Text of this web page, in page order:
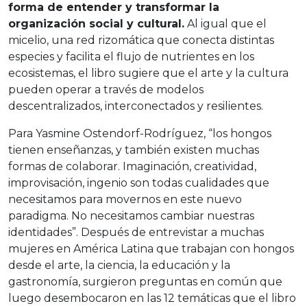
forma de entender y transformar la
organización social y cultural. Al igual que el
micelio, una red rizomática que conecta distintas
especies y facilita el flujo de nutrientes en los
ecosistemas, el libro sugiere que el arte y la cultura
pueden operar a través de modelos
descentralizados, interconectados y resilientes.
Para Yasmine Ostendorf-Rodríguez, “los hongos
tienen enseñanzas, y también existen muchas
formas de colaborar. Imaginación, creatividad,
improvisación, ingenio son todas cualidades que
necesitamos para movernos en este nuevo
paradigma. No necesitamos cambiar nuestras
identidades”. Después de entrevistar a muchas
mujeres en América Latina que trabajan con hongos
desde el arte, la ciencia, la educación y la
gastronomía, surgieron preguntas en común que
luego desembocaron en las 12 temáticas que el libro